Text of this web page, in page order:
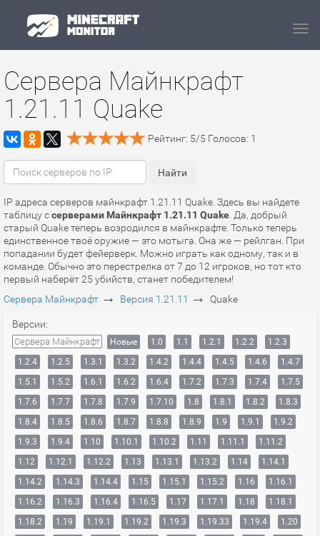
Сервера Майнкрафт
1.21.11 Quake
Рейтинг: 5/5 Голосов: 1
IP адреса серверов майнкрафт 1.21.11 Quake. Здесь вы найдете
таблицу ссерверами Майнкрафт 1.21.11 Quake . Да, добрый
старый Quake теперь возродился в майнкрафте. Только теперь
единственное твоё оружие — это мотыга. Она же — рейлган. При
попадании будет фейерверк. Можно играть как одному, так и в
команде. Обычно это перестрелка от 7 до 12 игроков, но тот кто
первый наберёт 25 убийств, станет победителем!
Сервера Майнкрафт → Версия 1.21.11 → Quake
Версии:
Сервера Майнкрафт Новые 1.0 1.1 1.2.1 1.2.2
1.2.3
1.2.4
1.2.5 1.3.1 1.3.2 1.4.2 1.4.4 1.4.5 1.4.6
1.4.7
1.5.1
1.5.2 1.6.1 1.6.2 1.6.4 1.7.2 1.7.3 1.7.4
1.7.5
1.7.6
1.7.7 1.7.8 1.7.9 1.7.10 1.8 1.8.1 1.8.2
1.8.3
1.8.4
1.8.5 1.8.6 1.8.7 1.8.8 1.8.9 1.9 1.9.1
1.9.2
1.9.3
1.9.4 1.10 1.10.1 1.10.2 1.11 1.11.1
1.11.2
1.12
1.12.1 1.12.2 1.13 1.13.1 1.13.2 1.14
1.14.1
1.14.2
1.14.3 1.14.4 1.15 1.15.1 1.15.2 1.16
1.16.1
1.16.2
1.16.3 1.16.4 1.16.5 1.17 1.17.1 1.18
1.18.1
1.18.2
1.19 1.19.1 1.19.2 1.19.3 1.19.33 1.19.4
1.20